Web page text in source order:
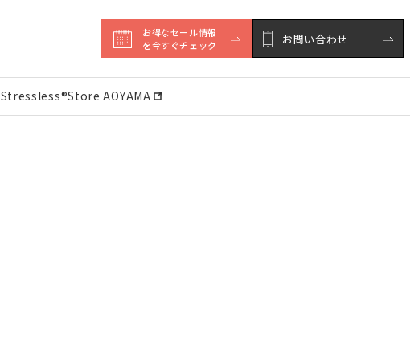
お得なセール情報
を今すぐチェック
お問い合わせ
Stressless®︎Store AOYAMA